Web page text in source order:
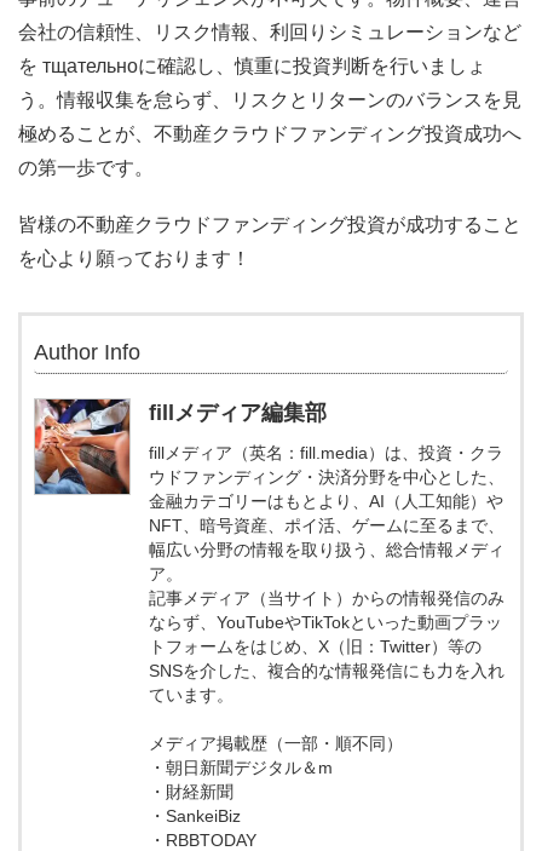
会社の信頼性、リスク情報、利回りシミュレーションなど
を тщательноに確認し、慎重に投資判断を行いましょ
う。情報収集を怠らず、リスクとリターンのバランスを見
極めることが、不動産クラウドファンディング投資成功へ
の第一歩です。
皆様の不動産クラウドファンディング投資が成功すること
を心より願っております！
Author Info
fillメディア編集部
fillメディア（英名：fill.media）は、投資・クラ
ウドファンディング・決済分野を中心とした、
金融カテゴリーはもとより、AI（人工知能）や
NFT、暗号資産、ポイ活、ゲームに至るまで、
幅広い分野の情報を取り扱う、総合情報メディ
ア。
記事メディア（当サイト）からの情報発信のみ
ならず、YouTubeやTikTokといった動画プラッ
トフォームをはじめ、X（旧：Twitter）等の
SNSを介した、複合的な情報発信にも力を入れ
ています。
メディア掲載歴（一部・順不同）
・朝日新聞デジタル＆m
・財経新聞
・SankeiBiz
・RBBTODAY